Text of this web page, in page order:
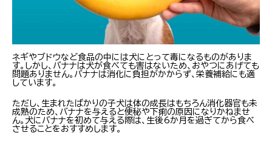
ネギやブドウなど食品の中には犬にとって毒になるものがありま
す。しかし、バナナは犬が食べても害はないため、おやつにあげても
問題ありません。バナナは消化に負担がかからず、栄養補給にも適
しています。
ただし、生まれたばかりの子犬は体の成長はもちろん消化器官も未
成熟のため、バナナを与えると便秘や下痢の原因になりかねませ
ん。犬にバナナを初めて与える際は、生後6か月を過ぎてから食べ
させることをおすすめします。